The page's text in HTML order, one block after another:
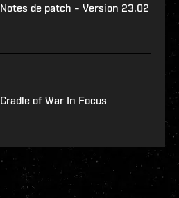
Notes de patch – Version 23.02
Cradle of War In Focus